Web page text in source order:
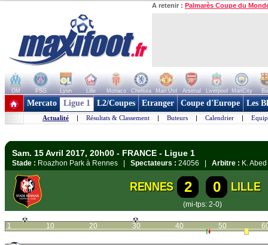
A retenir : Palmarès Coupe du
OM PSG Lyon Lille Monaco Chelsea Man Utd Arsenal Liverpool ManCity
+ de clubs
Mercato Ligue 1 L2/Coupes Etranger Coupe d'Europe Les
Actualité | Résultats & Classement | Buteurs | Calendrier |
Sam. 15 Avril 2017, 20h00 - FRANCE - Ligue 1
Stade : Roazhon Park à Rennes | Spectateurs : 24056 | Arbitre : K. Abed
RENNES 2 0 LILLE
(mi-tps: 2-0)
1 10 20 30 40 50